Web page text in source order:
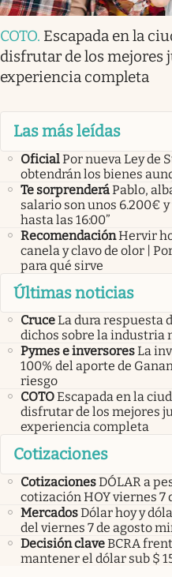
COTO. Escapada en la
disfrutar de los mejores
experiencia completa
Las más leídas
OficialPor nueva Ley de
obtendrán los bienes
Te sorprenderáPablo,
salario son unos 6.200€
hasta las 16:00”
RecomendaciónHervir
canela y clavo de olor |
para qué sirve
Últimas noticias
CruceLa dura respuesta
dichos sobre la industria
Pymes e inversoresLa
100% del aporte de
riesgo
COTOEscapada en la
disfrutar de los mejores
experiencia completa
Cotizaciones
CotizacionesDÓLAR a
cotización HOY viernes 7
MercadosDólar hoy y
del viernes 7 de agosto
Decisión claveBCRA
mantener el dólar sub $